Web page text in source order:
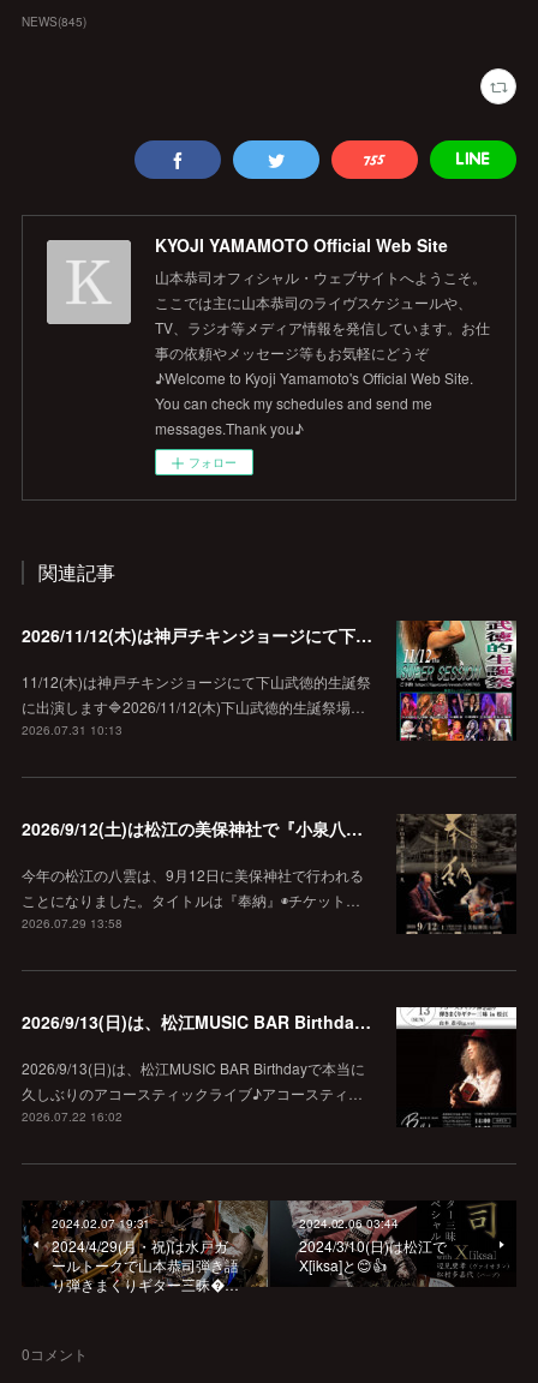
NEWS(845)
KYOJI YAMAMOTO Official Web Site
山本恭司オフィシャル・ウェブサイトへようこそ。
ここでは主に山本恭司のライヴスケジュールや、
TV、ラジオ等メディア情報を発信しています。お仕
事の依頼やメッセージ等もお気軽にどうぞ
♪Welcome to Kyoji Yamamoto's Official Web Site.
You can check my schedules and send me
messages.Thank you♪
フォロー
関連記事
2026/11/12(木)は神戸チキンジョージにて下山武徳的生誕祭に出演します♪
11/12(木)は神戸チキンジョージにて下山武徳的生誕祭
に出演します🔷2026/11/12(木)下山武徳的生誕祭場…
2026.07.31 10:13
2026/9/12(土)は松江の美保神社で『小泉八雲朗読のしらべ』
今年の松江の八雲は、9月12日に美保神社で行われる
ことになりました。タイトルは『奉納』◉チケット…
2026.07.29 13:58
2026/9/13(日)は、松江MUSIC BAR Birthdayでアコースティック弾き語り弾きまくりギター三昧♪
2026/9/13(日)は、松江MUSIC BAR Birthdayで本当に
久しぶりのアコースティックライブ♪アコースティ…
2026.07.22 16:02
2024.02.07 19:31
2024/4/29(月・祝)は水戸ガ
ールトークで山本恭司弾き語
り弾きまくりギター三昧…
2024.02.06 03:44
2024/3/10(日)は松江で
X[iksa]と😊👍
0コメント